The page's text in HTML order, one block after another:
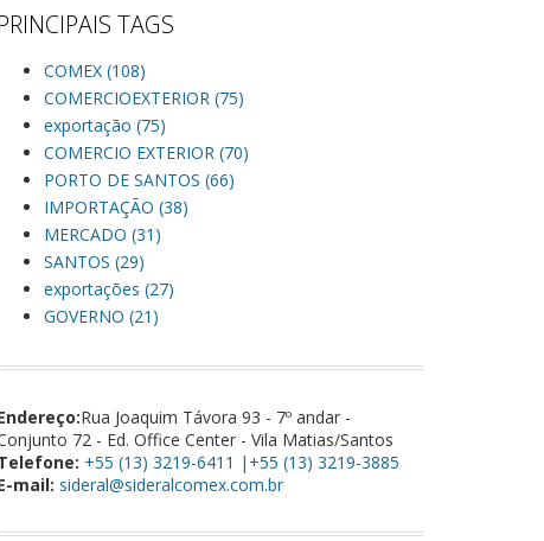
PRINCIPAIS TAGS
COMEX (108)
COMERCIOEXTERIOR (75)
exportação (75)
COMERCIO EXTERIOR (70)
PORTO DE SANTOS (66)
IMPORTAÇÃO (38)
MERCADO (31)
SANTOS (29)
exportações (27)
GOVERNO (21)
Rua Joaquim Távora 93 - 7º andar -
72 - Ed. Office Center - Vila Matias/Santos
+55 (13) 3219-6411 |+55 (13) 3219-3885
mail: sideral@sideralcomex.com.br